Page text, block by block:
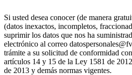
Si usted desea conocer (de manera
(datos inexactos, incompletos,
suprimir los datos que nos ha
electrónico al correo
trámite a su solicitud de conformidad
artículos 14 y 15 de la Ley 1581 de
de 2013 y demás normas vigentes.